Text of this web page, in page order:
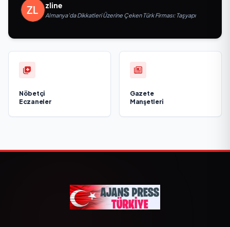
zline
Almanya’da Dikkatleri Üzerine Çeken Türk Firması: Taşyapı
Nöbetçi
Eczaneler
Gazete
Manşetleri